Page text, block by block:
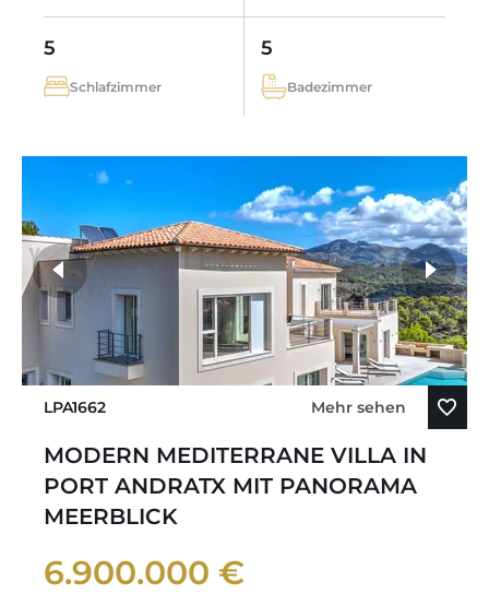
5
Schlafzimmer
5
Badezimmer
LPA1662 Mehr sehen
MODERN MEDITERRANE VILLA IN
PORT ANDRATX MIT PANORAMA
MEERBLICK
6.900.000 €